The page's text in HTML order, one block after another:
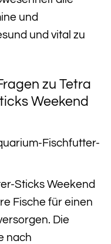
und
und vital zu
zu Tetra
Weekend
Fischfutter-
Sticks Weekend
Fische für einen
Die
nach